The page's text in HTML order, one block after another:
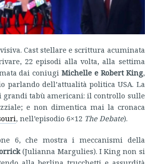
Cast stellare e scrittura acuminata
22 episodi alla volta, alla settima
dai coniugiMichelle e Robert King,
dell’attualità politica USA. La
grandi tabù americani: il controllo sulle
e non dimentica mai la cronaca
, nell’episodio 6×12 The Debate).
6, che mostra i meccanismi della
(Julianna Margulies). I King non si